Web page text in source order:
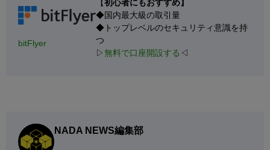
bitFlyer
【初心者にもおすすめ】
◆国内最大級の取引量
◆トップレベルのセキュリティ意識を持
つ
▷無料で口座開設する ◁
NADA NEWS編集部